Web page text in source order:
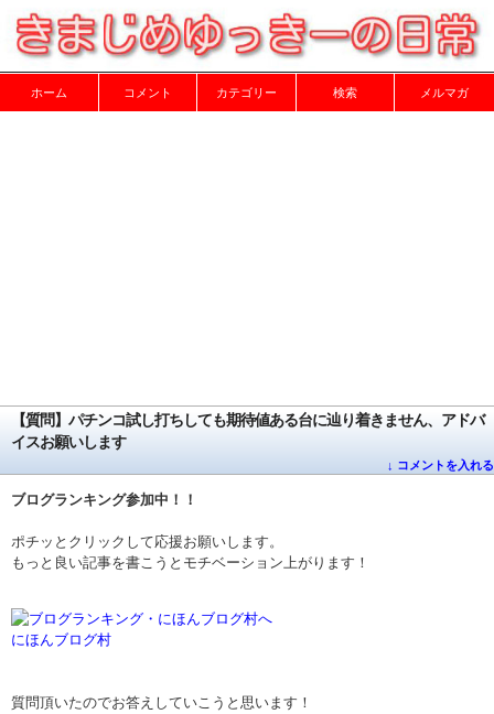
ホーム コメント カテゴリー 検索 メルマガ
【質問】パチンコ試し打ちしても期待値ある台に辿り着きません、アドバ
イスお願いします
↓ コメントを入れる
ブログランキング参加中！！
ポチッとクリックして応援お願いします。
もっと良い記事を書こうとモチベーション上がります！
にほんブログ村
質問頂いたのでお答えしていこうと思います！